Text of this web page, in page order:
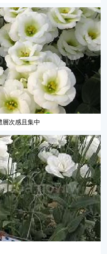
層次感且集中